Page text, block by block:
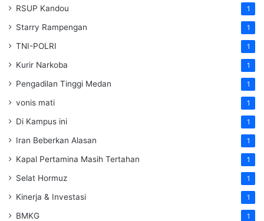
RSUP Kandou 1
Starry Rampengan 1
TNI-POLRI 1
Kurir Narkoba 1
Pengadilan Tinggi Medan 1
vonis mati 1
Di Kampus ini 1
Iran Beberkan Alasan 1
Kapal Pertamina Masih Tertahan 1
Selat Hormuz 1
Kinerja & Investasi 1
BMKG 1